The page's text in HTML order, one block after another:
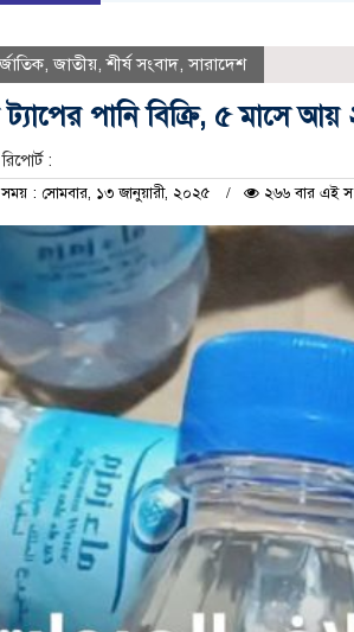
,জাতীয়,শীর্ষ সংবাদ,সারাদেশ
পানি বিক্রি, ৫ মাসে
:
: সোমবার, ১৩ জানুয়ারী, ২০২৫ ২৬৬ বার এই